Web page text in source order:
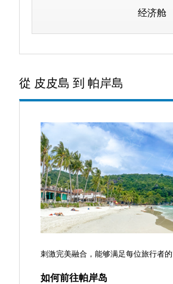
经济舱
從 皮皮島 到 帕岸島
刺激完美融合，能够满足每位旅行者的
如何前往帕岸岛